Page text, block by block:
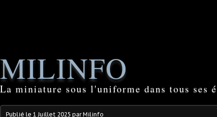
MILINFO
La miniature sous l'uniforme dans tous ses
Publié le 1 Juillet 2025 par Milinfo